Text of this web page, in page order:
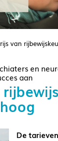
van
en
aan
De